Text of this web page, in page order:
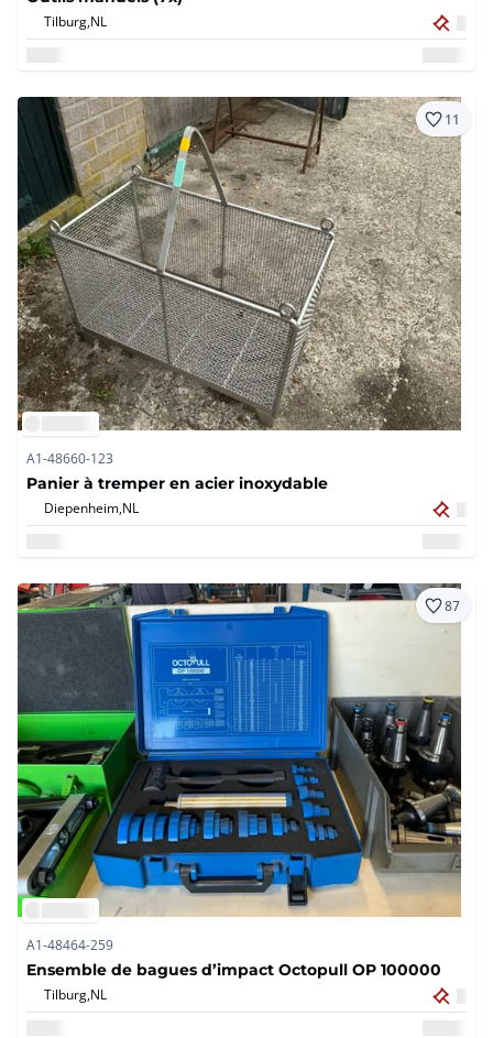
Tilburg,NL
11
A1-48660-123
Panier à tremper en acier inoxydable
Diepenheim,NL
87
A1-48464-259
Ensemble de bagues d’impact Octopull OP 100000
Tilburg,NL